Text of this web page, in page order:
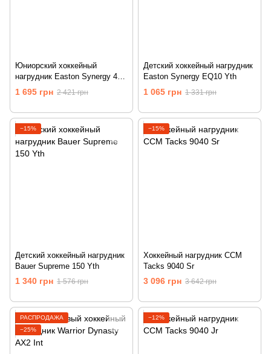
Юниорский хоккейный
нагрудник Easton Synergy 40
Jr
1 695 грн 2 421 грн
Детский хоккейный нагрудник
Easton Synergy EQ10 Yth
1 065 грн 1 331 грн
−15%
Детский хоккейный нагрудник
Bauer Supreme 150 Yth
1 340 грн 1 576 грн
−15%
Хоккейный нагрудник CCM
Tacks 9040 Sr
3 096 грн 3 642 грн
РАСПРОДАЖА
−25%
−12%